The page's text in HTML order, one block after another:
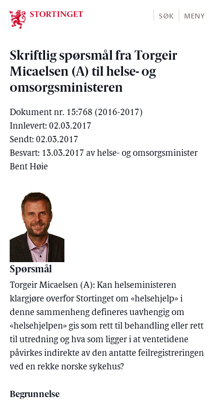
Stortinget.no
SØK MENY
Skriftlig spørsmål fra Torgeir
Micaelsen (A) til helse- og
omsorgsministeren
Dokument nr. 15:768 (2016-2017)
Innlevert: 02.03.2017
Sendt: 02.03.2017
Besvart: 13.03.2017 av helse- og omsorgsminister
Bent Høie
Spørsmål
Torgeir Micaelsen (A): Kan helseministeren
klargjøre overfor Stortinget om «helsehjelp» i
denne sammenheng defineres uavhengig om
«helsehjelpen» gis som rett til behandling eller rett
til utredning og hva som ligger i at ventetidene
påvirkes indirekte av den antatte feilregistreringen
ved en rekke norske sykehus?
Begrunnelse